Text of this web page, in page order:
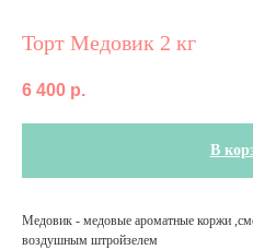
Торт Медовик 2 кг
6 400 р.
В
Медовик - медовые ароматные коржи
воздушным штройзелем